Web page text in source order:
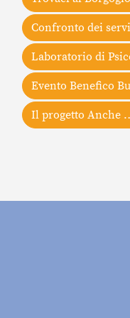
Confronto dei
Laboratorio di
Evento Benefico
Il progetto Anche